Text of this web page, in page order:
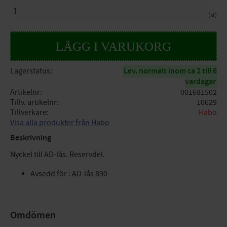
st
Lagerstatus
Lev. normalt inom ca 2 till 6
vardagar
Artikelnr
001681502
Tillv. artikelnr
10629
Tillverkare
Habo
Visa alla produkter från Habo
Beskrivning
Nyckel till AD-lås. Reservdel.
Avsedd för : AD-lås 890
Omdömen